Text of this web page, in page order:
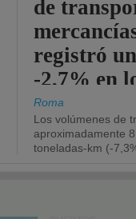
de
registró
-2,7% en
Roma
Los volúmenes de
aproximadamente
toneladas-km (-